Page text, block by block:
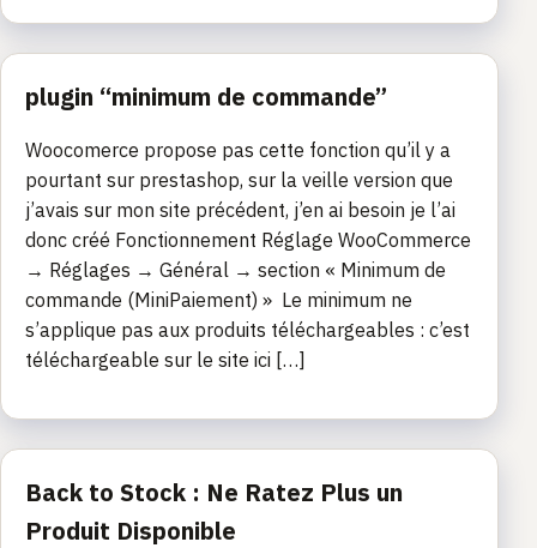
plugin “minimum de commande”
Woocomerce propose pas cette fonction qu’il y a
pourtant sur prestashop, sur la veille version que
j’avais sur mon site précédent, j’en ai besoin je l’ai
donc créé Fonctionnement Réglage WooCommerce
→ Réglages → Général → section « Minimum de
commande (MiniPaiement) » Le minimum ne
s’applique pas aux produits téléchargeables : c’est
téléchargeable sur le site ici […]
Back to Stock : Ne Ratez Plus un
Produit Disponible